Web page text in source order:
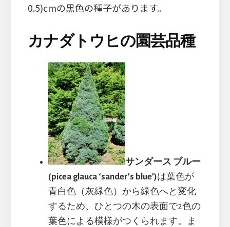
0.5)cmの黒色の種子があります。
カナダトウヒの園芸品種
サンダース ブルー
(picea glauca ‘sander’s blue’)は葉色が
青白色（灰緑色）から緑色へと変化
するため、ひとつの木の表面で2色の
葉色による模様がつくられます。ま